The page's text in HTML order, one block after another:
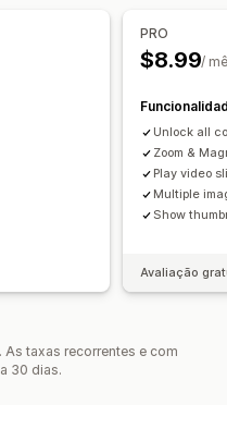
PRO
$8.99/
Unlock all
Zoom &
Play video
Multiple
Show
Avaliação
As taxas recorrentes e com
30 dias.